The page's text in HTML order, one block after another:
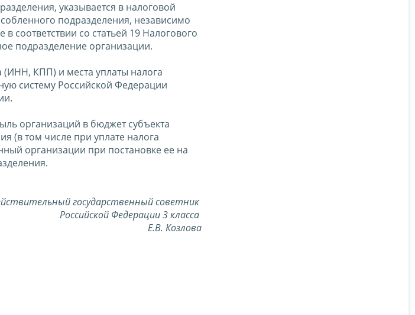
указывается в налоговой
подразделения, независимо
соответствии со статьей 19 Налогового
подразделение организации.
(ИНН, КПП) и места уплаты налога
систему Российской Федерации
организаций в бюджет субъекта
(в том числе при уплате налога
организации при постановке ее на
государственный советник
Российской Федерации 3 класса
Е.В. Козлова